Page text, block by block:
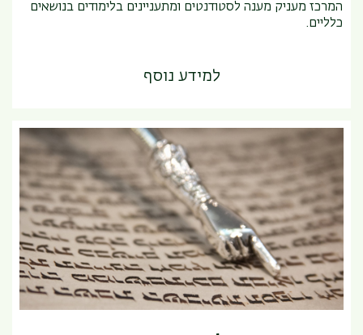
המרכז מעניק מענה לסטודנטים ומתעניינים בלימודים בנושאים
כלליים.
למידע נוסף